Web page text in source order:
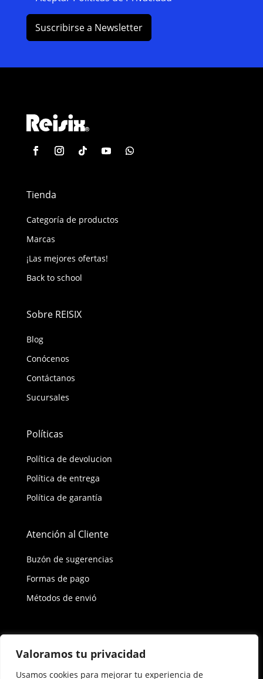
Valoramos tu privacidad
Usamos cookies para mejorar tu experiencia de
Suscribirse a Newsletter
Tienda
Categoría de productos
Marcas
¡Las mejores ofertas!
Back to school
Sobre REISIX
Blog
Conócenos
Contáctanos
Sucursales
Políticas
Política de devolucion
Política de entrega
Política de garantía
Atención al Cliente
Buzón de sugerencias
Formas de pago
Métodos de envió
Política de privacidad